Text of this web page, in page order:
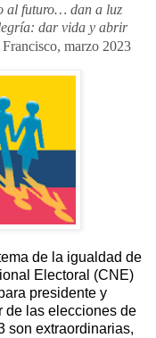
al futuro… dan a luz
dar vida y abrir
Francisco, marzo 2023
de la igualdad de
Electoral (CNE)
presidente y
de las elecciones de
son extraordinarias,